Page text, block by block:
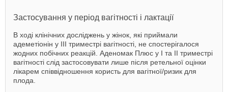
Застосування у період вагітності і лактації
В ході клінічних досліджень у жінок, які приймали
адеметіонін у ІІІ триместрі вагітності, не спостерігалося
жодних побічних реакцій. Аденомак Плюс у І та ІІ триместрі
вагітності слід застосовувати лише після ретельної оцінки
лікарем співвідношення користь для вагітної/ризик для
плода.